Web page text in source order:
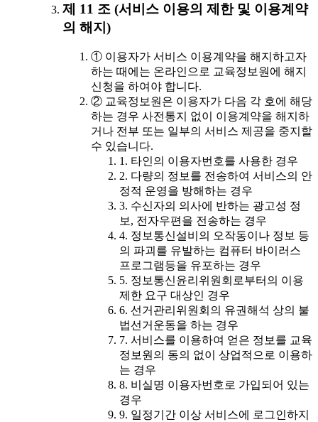
제 11 조 (서비스 이용의 제한 및 이용계약
의 해지)
① 이용자가 서비스 이용계약을 해지하고자
하는 때에는 온라인으로 교육정보원에 해지
신청을 하여야 합니다.
② 교육정보원은 이용자가 다음 각 호에 해당
하는 경우 사전통지 없이 이용계약을 해지하
거나 전부 또는 일부의 서비스 제공을 중지할
수 있습니다.
1. 타인의 이용자번호를 사용한 경우
2. 다량의 정보를 전송하여 서비스의 안
정적 운영을 방해하는 경우
3. 수신자의 의사에 반하는 광고성 정
보, 전자우편을 전송하는 경우
4. 정보통신설비의 오작동이나 정보 등
의 파괴를 유발하는 컴퓨터 바이러스
프로그램등을 유포하는 경우
5. 정보통신윤리위원회로부터의 이용
제한 요구 대상인 경우
6. 선거관리위원회의 유권해석 상의 불
법선거운동을 하는 경우
7. 서비스를 이용하여 얻은 정보를 교육
정보원의 동의 없이 상업적으로 이용하
는 경우
8. 비실명 이용자번호로 가입되어 있는
경우
9. 일정기간 이상 서비스에 로그인하지